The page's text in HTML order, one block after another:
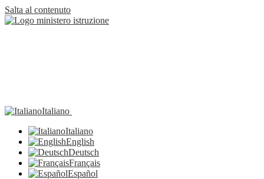
Salta al contenuto
Italiano
Italiano
English
Deutsch
Français
Español